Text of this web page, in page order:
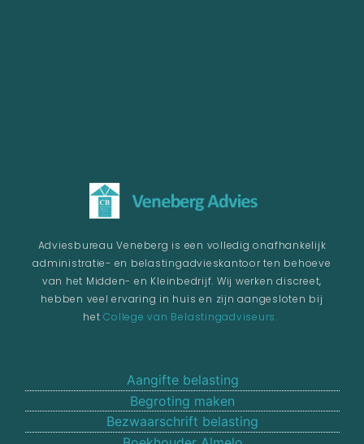
Adviesbureau Veneberg is een volledig onafhankelijk
administratie- en belastingadvieskantoor ten behoeve
van het Midden- en Kleinbedrijf. Wij werken discreet,
hebben veel ervaring in huis en zijn aangesloten bij
hetCollege van Belastingadviseurs.
Aangifte belasting
Begroting maken
Bezwaarschrift belasting